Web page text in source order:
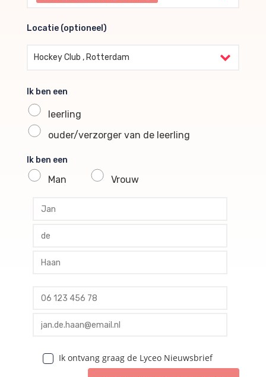
Locatie (optioneel)
Locatie (optioneel)
Hockey Club , Rotterdam
Ik ben een
leerling
ouder/verzorger van de leerling
Ik ben een
Man Vrouw
profile voornaam
profile tussenvoegsel
profile achternaam
profile telefoon
profile email
Ik ontvang graag de Lyceo Nieuwsbrief